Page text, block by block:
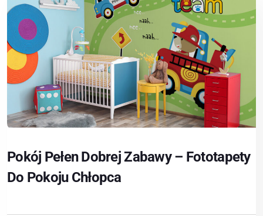
Pokój Pełen Dobrej Zabawy – Fototapety
Do Pokoju Chłopca